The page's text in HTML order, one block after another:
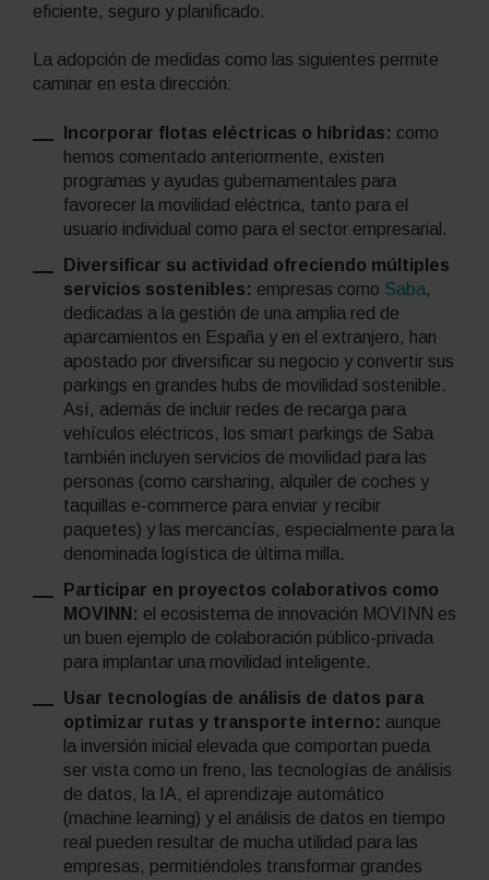
eficiente, seguro y planificado.
La adopción de medidas como las siguientes permite
caminar en esta dirección:
Incorporar flotas eléctricas o híbridas: como
hemos comentado anteriormente, existen
programas y ayudas gubernamentales para
favorecer la movilidad eléctrica, tanto para el
usuario individual como para el sector empresarial.
Diversificar su actividad ofreciendo múltiples
servicios sostenibles: empresas como Saba,
dedicadas a la gestión de una amplia red de
aparcamientos en España y en el extranjero, han
apostado por diversificar su negocio y convertir sus
parkings en grandes hubs de movilidad sostenible.
Así, además de incluir redes de recarga para
vehículos eléctricos, los smart parkings de Saba
también incluyen servicios de movilidad para las
personas (como carsharing, alquiler de coches y
taquillas e-commerce para enviar y recibir
paquetes) y las mercancías, especialmente para la
denominada logística de última milla.
Participar en proyectos colaborativos como
MOVINN: el ecosistema de innovación MOVINN es
un buen ejemplo de colaboración público-privada
para implantar una movilidad inteligente.
Usar tecnologías de análisis de datos para
optimizar rutas y transporte interno: aunque
la inversión inicial elevada que comportan pueda
ser vista como un freno, las tecnologías de análisis
de datos, la IA, el aprendizaje automático
(machine learning) y el análisis de datos en tiempo
real pueden resultar de mucha utilidad para las
empresas, permitiéndoles transformar grandes